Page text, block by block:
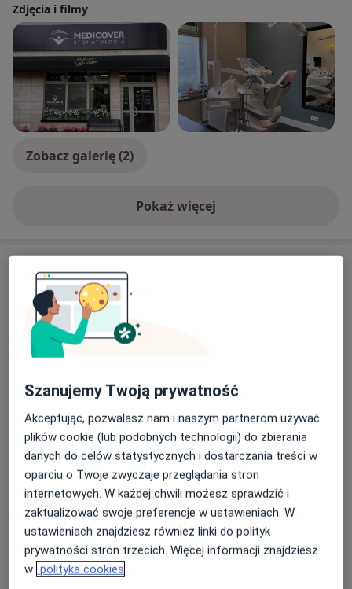
Zdjęcia i filmy
Zobacz galerię (2)
Pokaż więcejo doświadczeniu
Higienizacja
289 zł Szczegóły
Pakiet higienizacyjny z
Szczegóły
Fluoryzacja zębów
Szczegóły
Lakierowanie zębów
Szczegóły
Pakiet higienizacyjny
Szczegóły
Szanujemy Twoją prywatność
Akceptując, pozwalasz nam i naszym partnerom używać
plików cookie (lub podobnych technologii) do zbierania
danych do celów statystycznych i dostarczania treści w
oparciu o Twoje zwyczaje przeglądania stron
internetowych. W każdej chwili możesz sprawdzić i
zaktualizować swoje preferencje w ustawieniach. W
ustawieniach znajdziesz również linki do polityk
prywatności stron trzecich. Więcej informacji znajdziesz
w polityka cookies